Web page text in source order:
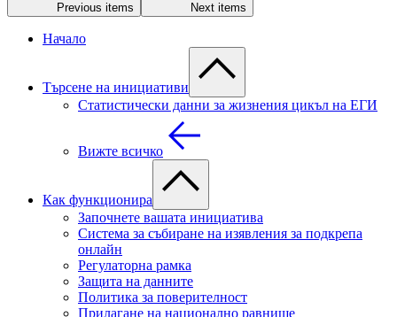
Previous items Next items
Начало
Търсене на инициативи
Статистически данни за жизнения цикъл на ЕГИ
Вижте всичко
Как функционира
Започнете вашата инициатива
Система за събиране на изявления за подкрепа
онлайн
Регулаторна рамка
Защита на данните
Политика за поверителност
Прилагане на национално равнище